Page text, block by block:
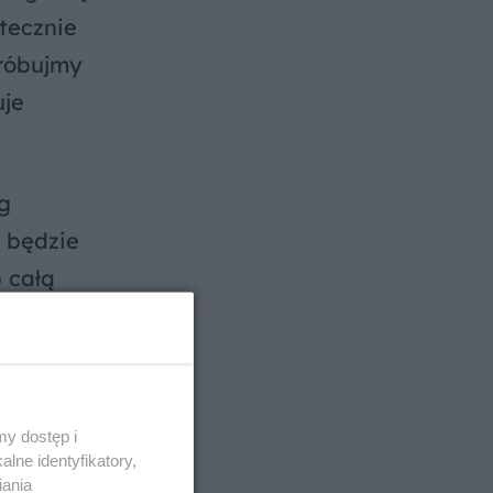
do
wolno
dostęp i
identyfikatory,